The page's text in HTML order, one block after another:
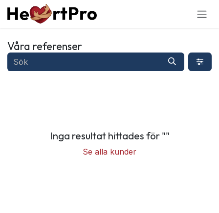
Hoppa till innehållet
Våra referenser
Inga resultat hittades för ""
Se alla kunder